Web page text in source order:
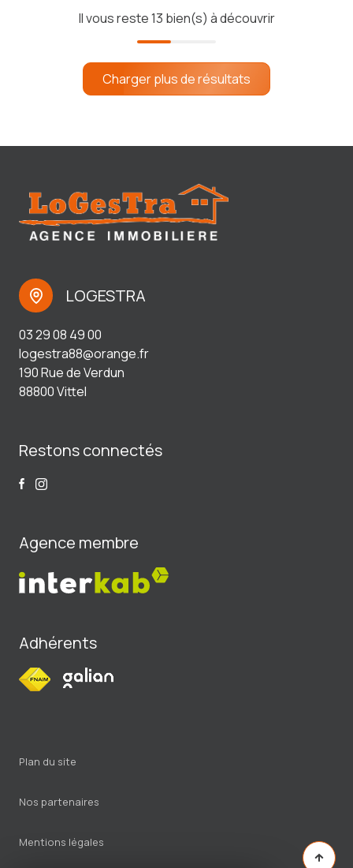
Il vous reste13 bien(s) à découvrir
Charger plus de résultats
LOGESTRA
03 29 08 49 00
logestra88@orange.fr
190 Rue de Verdun
88800 Vittel
Restons connectés
Agence membre
Adhérents
plan du site
nos partenaires
mentions légales